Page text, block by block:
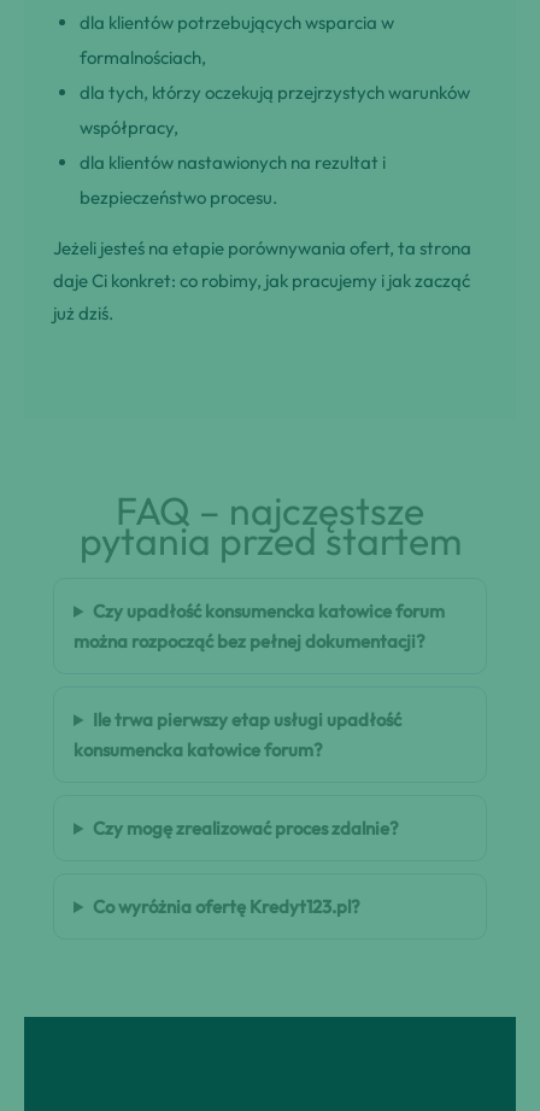
dla klientów potrzebujących wsparcia w
formalnościach,
dla tych, którzy oczekują przejrzystych warunków
współpracy,
dla klientów nastawionych na rezultat i
bezpieczeństwo procesu.
Jeżeli jesteś na etapie porównywania ofert, ta strona
daje Ci konkret: co robimy, jak pracujemy i jak zacząć
już dziś.
FAQ – najczęstsze
pytania przed startem
Czy upadłość konsumencka katowice forum
można rozpocząć bez pełnej dokumentacji?
Ile trwa pierwszy etap usługi upadłość
konsumencka katowice forum?
Czy mogę zrealizować proces zdalnie?
Co wyróżnia ofertę Kredyt123.pl?